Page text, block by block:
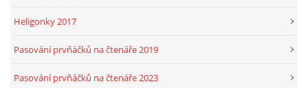
Heligonky 2017
Pasování prvňáčků na čtenáře 2019
Pasování prvňáčků na čtenáře 2023